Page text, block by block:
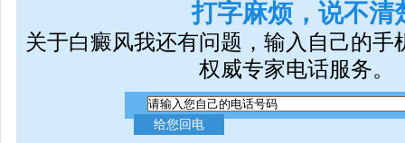
打字麻烦，说不清
关于白癜风我还有问题，输入自己的手
权威专家电话服务。